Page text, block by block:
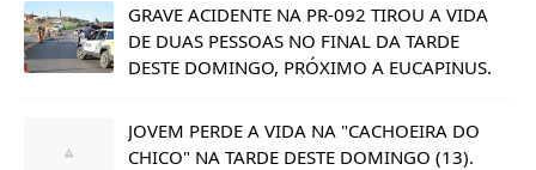
GRAVE ACIDENTE NA PR-092 TIROU A VIDA
DE DUAS PESSOAS NO FINAL DA TARDE
DESTE DOMINGO, PRÓXIMO A EUCAPINUS.
JOVEM PERDE A VIDA NA "CACHOEIRA DO
CHICO" NA TARDE DESTE DOMINGO (13).